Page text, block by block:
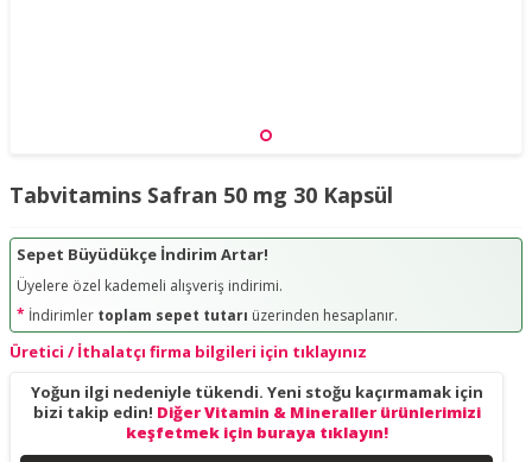
Tabvitamins Safran 50 mg 30 Kapsül
Sepet Büyüdükçe İndirim Artar!
Üyelere özel kademeli alışveriş indirimi.
* İndirimler toplam sepet tutarı üzerinden hesaplanır.
Üretici / İthalatçı firma bilgileri için tıklayınız
Yoğun ilgi nedeniyle tükendi. Yeni stoğu kaçırmamak için
bizi takip edin! Diğer Vitamin & Mineraller ürünlerimizi
keşfetmek için buraya tıklayın!